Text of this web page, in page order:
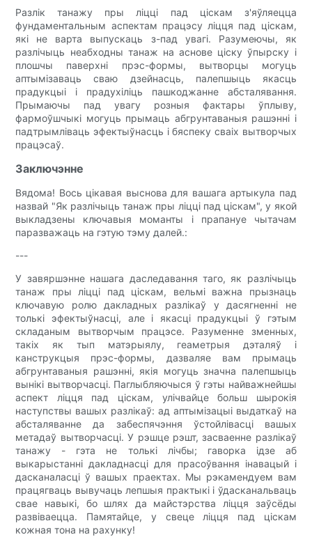
Разлік танажу пры ліцці пад ціскам з'яўляецца
фундаментальным аспектам працэсу ліцця пад ціскам,
які не варта выпускаць з-пад увагі. Разумеючы, як
разлічыць неабходны танаж на аснове ціску ўпырску і
плошчы паверхні прэс-формы, вытворцы могуць
аптымізаваць сваю дзейнасць, палепшыць якасць
прадукцыі і прадухіліць пашкоджанне абсталявання.
Прымаючы пад увагу розныя фактары ўплыву,
фармоўшчыкі могуць прымаць абгрунтаваныя рашэнні і
падтрымліваць эфектыўнасць і бяспеку сваіх вытворчых
працэсаў.
Заключэнне
Вядома! Вось цікавая выснова для вашага артыкула пад
назвай "Як разлічыць танаж пры ліцці пад ціскам", у якой
выкладзены ключавыя моманты і прапануе чытачам
паразважаць на гэтую тэму далей.:
---
У завяршэнне нашага даследавання таго, як разлічыць
танаж пры ліцці пад ціскам, вельмі важна прызнаць
ключавую ролю дакладных разлікаў у дасягненні не
толькі эфектыўнасці, але і якасці прадукцыі ў гэтым
складаным вытворчым працэсе. Разуменне зменных,
такіх як тып матэрыялу, геаметрыя дэталяў і
канструкцыя прэс-формы, дазваляе вам прымаць
абгрунтаваныя рашэнні, якія могуць значна палепшыць
вынікі вытворчасці. Паглыбляючыся ў гэты найважнейшы
аспект ліцця пад ціскам, улічвайце больш шырокія
наступствы вашых разлікаў: ад аптымізацыі выдаткаў на
абсталяванне да забеспячэння ўстойлівасці вашых
метадаў вытворчасці. У рэшце рэшт, засваенне разлікаў
танажу - гэта не толькі лічбы; гаворка ідзе аб
выкарыстанні дакладнасці для прасоўвання інавацый і
дасканаласці ў вашых праектах. Мы рэкамендуем вам
працягваць вывучаць лепшыя практыкі і ўдасканальваць
свае навыкі, бо шлях да майстэрства ліцця заўсёды
развіваецца. Памятайце, у свеце ліцця пад ціскам
кожная тона на рахунку!